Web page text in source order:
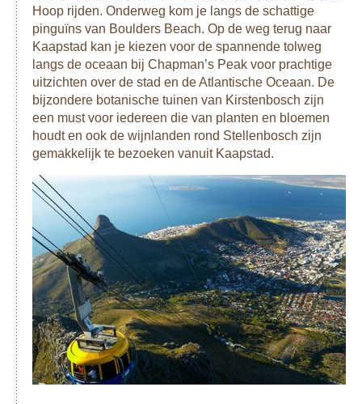
auto zien staan.
Hoop rijden. Onderweg kom je langs de schattige
pinguïns van Boulders Beach. Op de weg terug naar
Kaapstad kan je kiezen voor de spannende tolweg
langs de oceaan bij Chapman’s Peak voor prachtige
uitzichten over de stad en de Atlantische Oceaan. De
bijzondere botanische tuinen van Kirstenbosch zijn
een must voor iedereen die van planten en bloemen
houdt en ook de wijnlanden rond Stellenbosch zijn
gemakkelijk te bezoeken vanuit Kaapstad.